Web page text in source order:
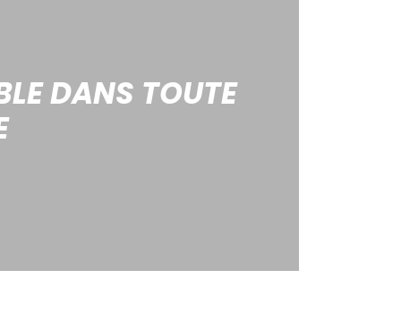
DANS TOUTE